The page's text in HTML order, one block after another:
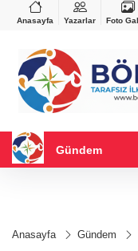
Anasayfa Yazarlar Foto
%-0,22
VND
0,0018
Gündem
Anasayfa Gündem